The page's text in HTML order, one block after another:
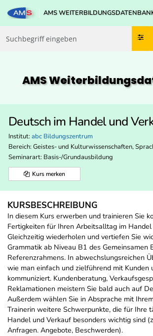
Zum
Zum
Zur
Zur
AMS
AMS
Deutsch im Handel und
Institut: abc Bildungszentrum
Bereich: Geistes- und Kulturwissenschaften,
Seminarart: Basis-/Grundausbildung
Kurs merken
KURSBESCHREIBUNG
In diesem Kurs erwerben und trainieren Sie
Fertigkeiten für Ihren Arbeitsalltag im
Gleichzeitig wiederholen und vertiefen Sie
Grammatik ab Niveau B1 des Gemeinsamen
Referenzrahmens. In abwechslungsreichen
wie man einfach und zielführend mit Kunden
kommuniziert. Kundenberatung,
Reklamationen meistern Sie bald auch auf
Außerdem wählen Sie in Absprache mit
Trainerin weitere Schwerpunkte, die für Ihre
Handel und Verkauf besonders wichtig sind
Anfragen. Angebote, Beschwerden).